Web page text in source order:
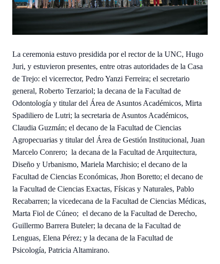
La ceremonia estuvo presidida por el rector de la UNC, Hugo
Juri, y estuvieron presentes, entre otras autoridades de la Casa
de Trejo: el vicerrector, Pedro Yanzi Ferreira; el secretario
general, Roberto Terzariol; la decana de la Facultad de
Odontología y titular del Área de Asuntos Académicos, Mirta
Spadiliero de Lutri; la secretaria de Asuntos Académicos,
Claudia Guzmán; el decano de la Facultad de Ciencias
Agropecuarias y titular del Área de Gestión Institucional, Juan
Marcelo Conrero; la decana de la Facultad de Arquitectura,
Diseño y Urbanismo, Mariela Marchisio; el decano de la
Facultad de Ciencias Económicas, Jhon Boretto; el decano de
la Facultad de Ciencias Exactas, Físicas y Naturales, Pablo
Recabarren; la vicedecana de la Facultad de Ciencias Médicas,
Marta Fiol de Cúneo; el decano de la Facultad de Derecho,
Guillermo Barrera Buteler; la decana de la Facultad de
Lenguas, Elena Pérez; y la decana de la Facultad de
Psicología, Patricia Altamirano.